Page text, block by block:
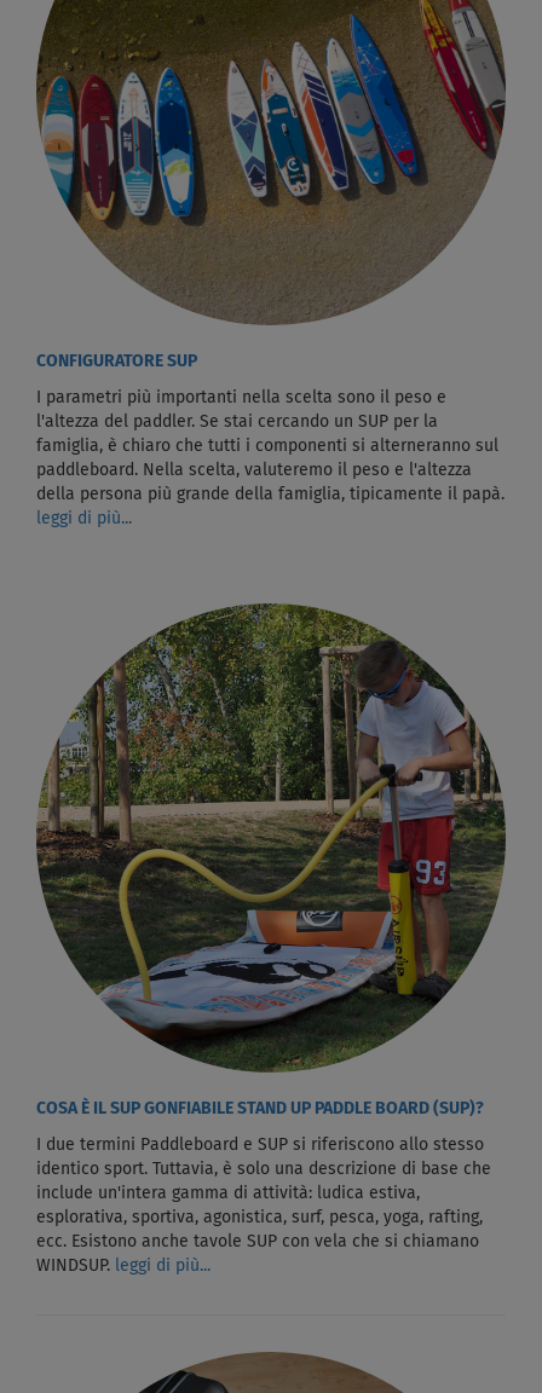
CONFIGURATORE SUP
I parametri più importanti nella scelta sono il peso e
l'altezza del paddler. Se stai cercando un SUP per la
famiglia, è chiaro che tutti i componenti si alterneranno sul
paddleboard. Nella scelta, valuteremo il peso e l'altezza
della persona più grande della famiglia, tipicamente il papà.
leggi di più...
COSA È IL SUP GONFIABILE STAND UP PADDLE BOARD (SUP)?
I due termini Paddleboard e SUP si riferiscono allo stesso
identico sport. Tuttavia, è solo una descrizione di base che
include un'intera gamma di attività: ludica estiva,
esplorativa, sportiva, agonistica, surf, pesca, yoga, rafting,
ecc. Esistono anche tavole SUP con vela che si chiamano
WINDSUP. leggi di più...